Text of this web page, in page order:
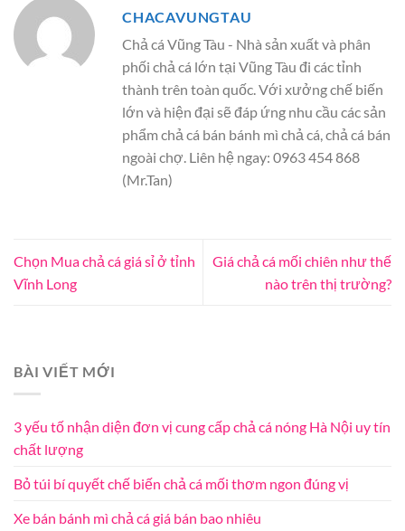
CHACAVUNGTAU
Chả cá Vũng Tàu - Nhà sản xuất và phân
phối chả cá lớn tại Vũng Tàu đi các tỉnh
thành trên toàn quốc. Với xưởng chế biến
lớn và hiện đại sẽ đáp ứng nhu cầu các sản
phẩm chả cá bán bánh mì chả cá, chả cá bán
ngoài chợ. Liên hệ ngay: 0963 454 868
(Mr.Tan)
Chọn Mua chả cá giá sỉ ở tỉnh
Vĩnh Long
Giá chả cá mối chiên như thế
nào trên thị trường?
BÀI VIẾT MỚI
3 yếu tố nhận diện đơn vị cung cấp chả cá nóng Hà Nội uy tín
chất lượng
Bỏ túi bí quyết chế biến chả cá mối thơm ngon đúng vị
Xe bán bánh mì chả cá giá bán bao nhiêu